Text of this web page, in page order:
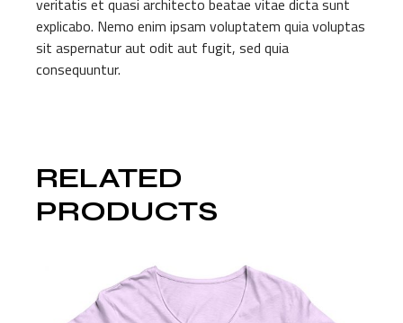
veritatis et quasi architecto beatae vitae dicta sunt
explicabo. Nemo enim ipsam voluptatem quia voluptas
sit aspernatur aut odit aut fugit, sed quia
consequuntur.
RELATED
PRODUCTS